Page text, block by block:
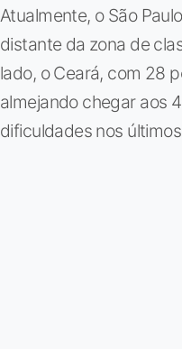
Atualmente, o São
distante da zona de
lado, o Ceará, com 28
almejando chegar aos
dificuldades nos